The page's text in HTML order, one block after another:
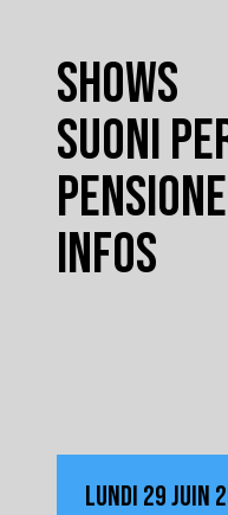
SHOWS
SUONI
INFOS
LUNDI 29 JUIN